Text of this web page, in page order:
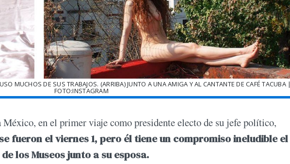
MUCHOS DE SUS TRABAJOS. (ARRIBA) JUNTO A UNA AMIGA Y AL CANTANTE DE CAFÉ TACUBA |
FOTO:INSTAGRAM
en el primer viaje como presidente electo de su jefe político,
fueron el viernes 1, pero él tiene un compromiso ineludible el
los Museos junto a su esposa.